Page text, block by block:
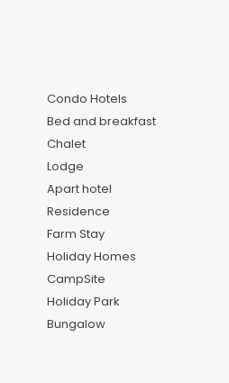
Condo Hotels
Bed and breakfast
Chalet
Lodge
Apart hotel
Residence
Farm Stay
Holiday Homes
CampSite
Holiday Park
Bungalow